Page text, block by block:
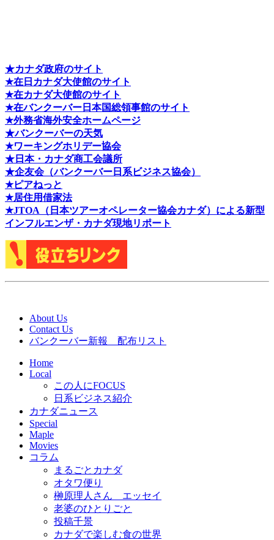
★カナダ政府のサイト
★在日カナダ大使館のサイト
★在カナダ大使館のサイト
★在バンクーバー日本国総領事館のサイト
★外務省海外安全ホームページ
★バンクーバーの天気
★ワーキングホリデー協会
★日本・カナダ商工会議所
★企友会（バンクーバー日系ビジネス協会）
★ピアねっと
★居住用借家法
★JTOA（日本ツアーオペレーター協会カナダ）による新型
インフルエンザ・カナダ現地リポート
About Us
Contact Us
バンクーバー新報 配布リスト
Home
Local
この人にFOCUS
日系ビジネス紹介
カナダニュース
Special
Maple
Movies
コラム
まるごとカナダ
オタワ便り
榊原理人さん エッセイ
老婆のひとりごと
投稿千景
カナダで楽しむ食の世界